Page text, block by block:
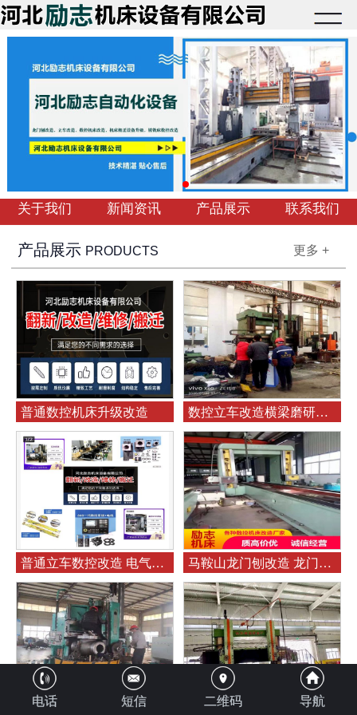
关于我们 新闻资讯 产品展示 联系我们
产品展示 PRODUCTS 更多 +
普通数控机床升级改造 数控立车改造横梁磨研精度
普通立车数控改造 电气元件组装 现场调试 立车改造 大修
马鞍山龙门刨改造 龙门刨大
电话 短信 二维码 导航